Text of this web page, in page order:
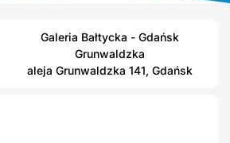
Galeria Bałtycka - Gdańsk
Grunwaldzka
aleja Grunwaldzka 141, Gdańsk